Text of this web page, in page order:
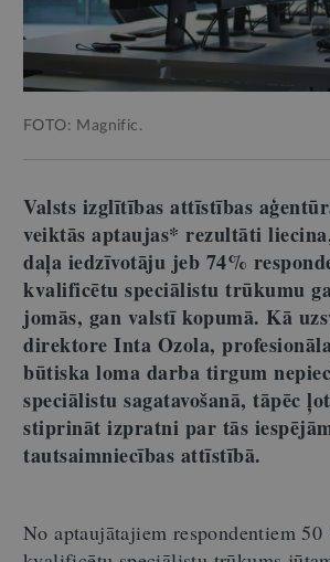
FOTO: Magnific.
Valsts izglītības attīstības
veiktās aptaujas* rezultāti
daļa iedzīvotāju jeb 74%
kvalificētu speciālistu trūkumu
jomās, gan valstī kopumā. Kā
direktore Inta Ozola,
būtiska loma darba tirgum
speciālistu sagatavošanā, tāpēc
stiprināt izpratni par tās
tautsaimniecības attīstībā.
No aptaujātajiem respondentiem